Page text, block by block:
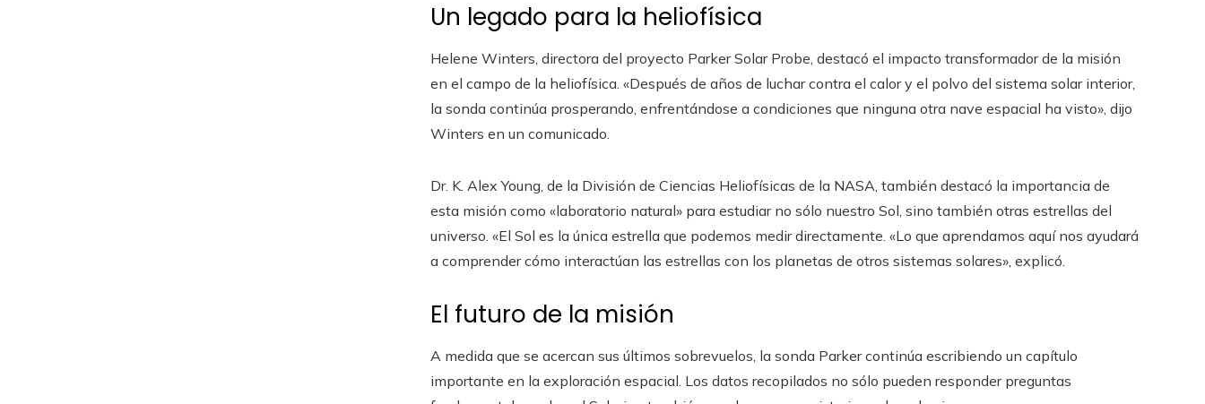
Un legado para la heliofísica
Helene Winters, directora del proyecto Parker Solar Probe, destacó el impacto transformador de la misión
en el campo de la heliofísica. «Después de años de luchar contra el calor y el polvo del sistema solar interior,
la sonda continúa prosperando, enfrentándose a condiciones que ninguna otra nave espacial ha visto», dijo
Winters en un comunicado.
Dr. K. Alex Young, de la División de Ciencias Heliofísicas de la NASA, también destacó la importancia de
esta misión como «laboratorio natural» para estudiar no sólo nuestro Sol, sino también otras estrellas del
universo. «El Sol es la única estrella que podemos medir directamente. «Lo que aprendamos aquí nos ayudará
a comprender cómo interactúan las estrellas con los planetas de otros sistemas solares», explicó.
El futuro de la misión
A medida que se acercan sus últimos sobrevuelos, la sonda Parker continúa escribiendo un capítulo
importante en la exploración espacial. Los datos recopilados no sólo pueden responder preguntas